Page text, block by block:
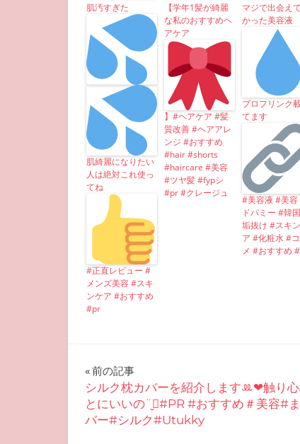
肌汚すぎた
肌綺麗になりたい
人は絶対これ使っ
てね
#正直レビュー #
メンズ美容 #スキ
ンケア #おすすめ
#pr
【学年1髪が綺麗
な私のおすすめヘ
アケア
】#ヘアケア #髪
質改善 #ヘアアレ
ンジ #おすすめ
#hair #shorts
#haircare #美容
#ツヤ髪 #fypシ
#pr #クレージュ
マジで出会え
かった美容液
プロフリンク
てます
#美容液 #美容
ドパミー #韓
垢抜け #スキ
ア #化粧水 #
メ #おすすめ
投
稿
ナ
前の記事
シルク枕カバーを紹介します‪ꔛ‬‪‪❤︎‬触り
とにいいの¨̮⃝#PR #おすすめ＃美容#
バー#シルク#Utukky